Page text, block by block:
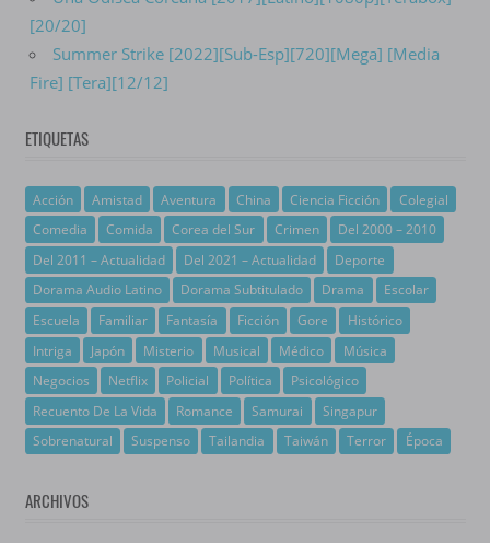
[20/20]
Summer Strike [2022][Sub-Esp][720][Mega] [Media
Fire] [Tera][12/12]
ETIQUETAS
Acción Amistad Aventura China Ciencia Ficción
Colegial
Comedia
Comida Corea del Sur Crimen
Del 2000 – 2010
Del 2011 – Actualidad
Del 2021 – Actualidad
Deporte
Dorama Audio Latino
Dorama Subtitulado Drama
Escolar
Escuela
Familiar Fantasía Ficción Gore
Histórico
Intriga
Japón Misterio Musical Médico
Música
Negocios
Netflix Policial Política
Psicológico
Recuento De La Vida
Romance Samurai
Singapur
Sobrenatural
Suspenso Tailandia Taiwán Terror Época
ARCHIVOS